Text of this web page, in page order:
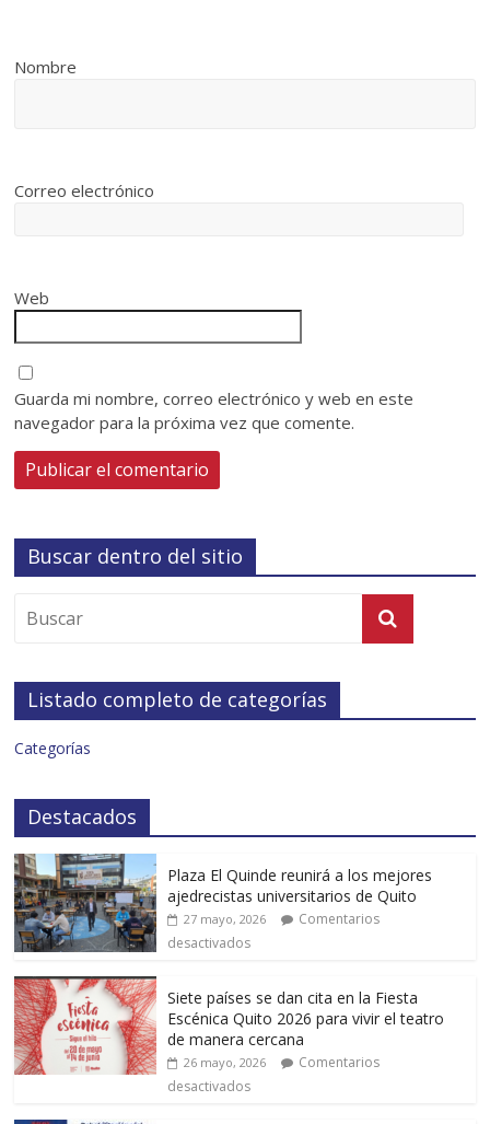
Nombre
Correo electrónico
Web
Guarda mi nombre, correo electrónico y web en este
navegador para la próxima vez que comente.
Buscar dentro del sitio
Listado completo de categorías
Categorías
Destacados
Plaza El Quinde reunirá a los mejores
ajedrecistas universitarios de Quito
27 mayo, 2026
Comentarios
desactivados
Siete países se dan cita en la Fiesta
Escénica Quito 2026 para vivir el teatro
de manera cercana
26 mayo, 2026
Comentarios
desactivados